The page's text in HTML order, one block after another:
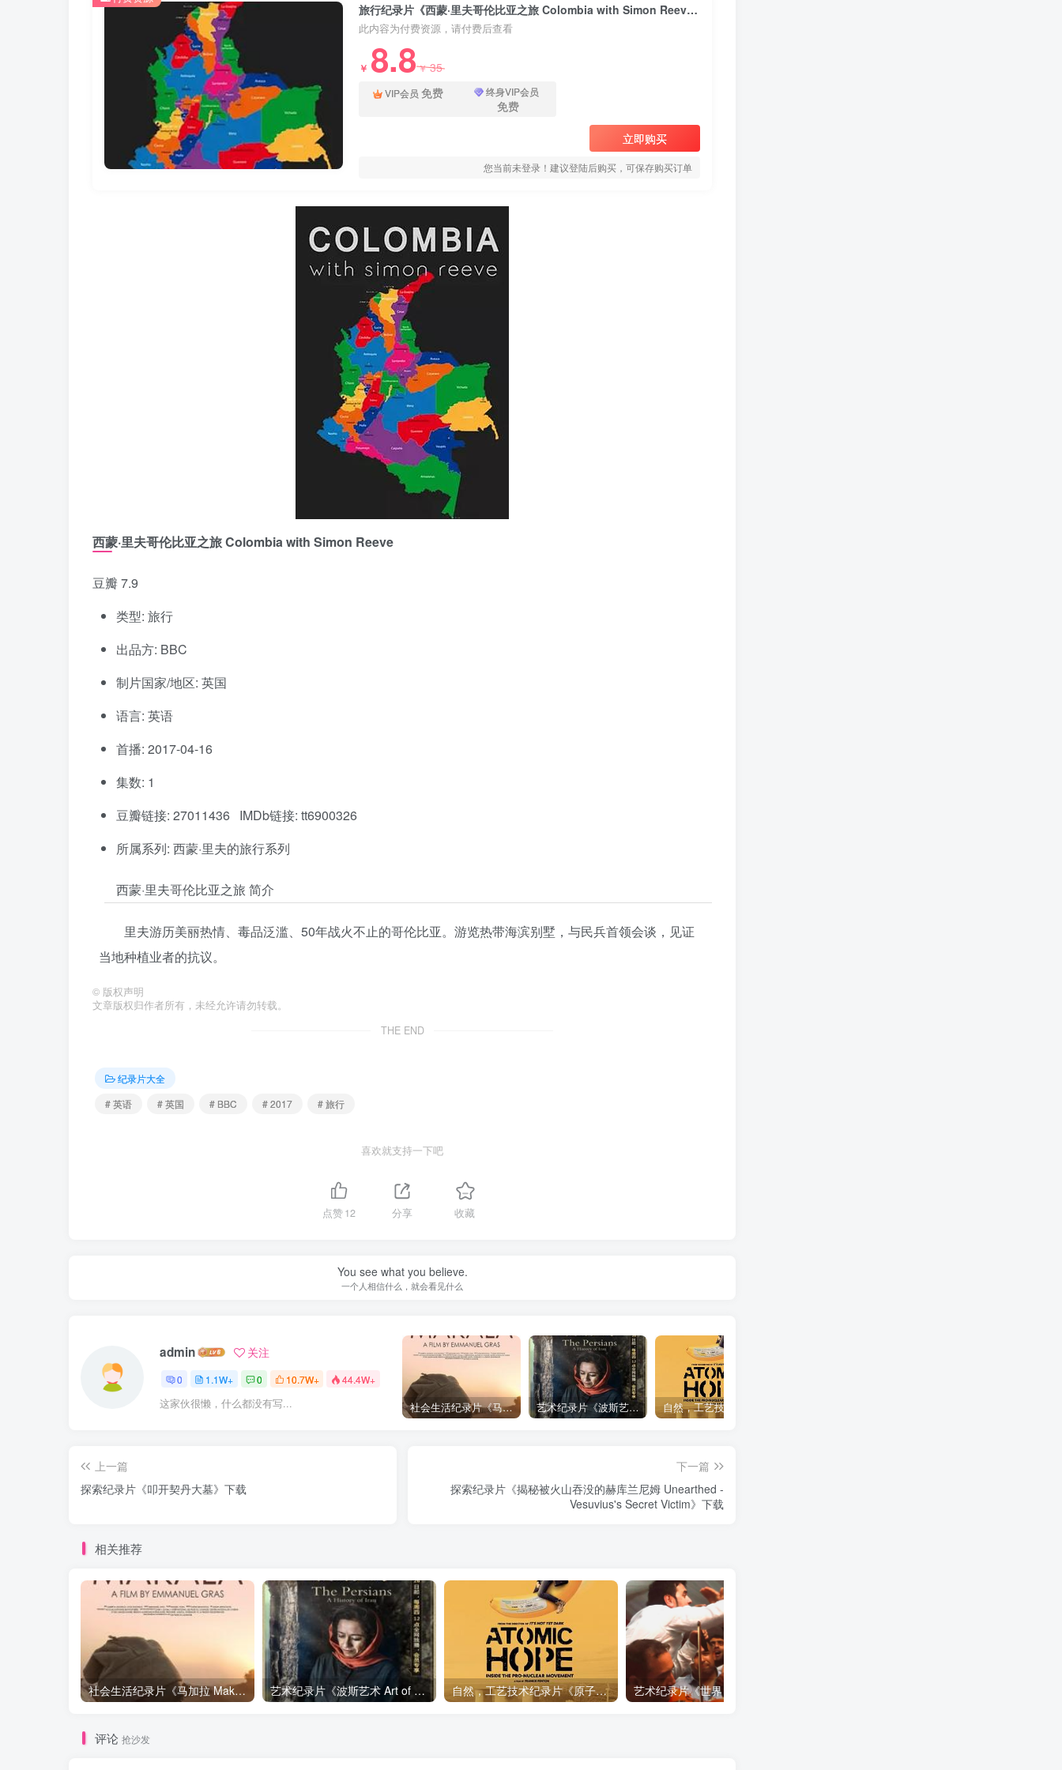
旅行纪录片《西蒙·里夫哥伦比亚之旅 Colombia with Simon Reeve》下载
此内容为付费资源，请付费后查看
￥ 8.8￥35
VIP会员 免费 终身VIP会员
免费
立即购买
您当前未登录！建议登陆后购买，可保存购买订单
西蒙·里夫哥伦比亚之旅 Colombia with Simon Reeve
豆瓣 7.9
类型: 旅行
出品方: BBC
制片国家/地区: 英国
语言: 英语
首播: 2017-04-16
集数: 1
豆瓣链接: 27011436 IMDb链接: tt6900326
所属系列: 西蒙·里夫的旅行系列
西蒙·里夫哥伦比亚之旅 简介
里夫游历美丽热情、毒品泛滥、50年战火不止的哥伦比亚。游览热带海滨别墅，与民兵首领会谈，见证
当地种植业者的抗议。
© 版权声明
文章版权归作者所有，未经允许请勿转载。
THE END
纪录片大全
# 英语
# 英国 # BBC # 2017 # 旅行
喜欢就支持一下吧
点赞12 分享 收藏
You see what you believe.
一个人相信什么，就会看见什么
admin 关注
0 1.1W+ 0 10.7W+ 44.4W+
这家伙很懒，什么都没有写... 社会生活纪录片《马加拉 Makala》下载 艺术纪录片《波斯艺术 Art of Persia》下载
上一篇
探索纪录片《叩开契丹大墓》下载
下一篇
探索纪录片《揭秘被火山吞没的赫库兰尼姆 Unearthed -
Vesuvius's Secret Victim》下载
相关推荐
社会生活纪录片《马加拉 Makala》下载 艺术纪录片《波斯艺术 Art of Persia》下载 自然，工艺技术纪录片《原子能的希望 Atomic Hope – Inside the Pro-Nuclear Movement》下载
评论 抢沙发